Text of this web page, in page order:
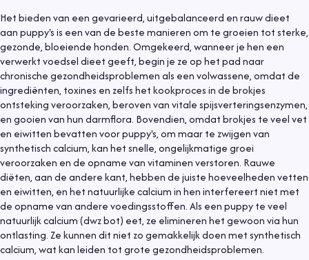
Het bieden van een gevarieerd, uitgebalanceerd en rauw dieet
aan puppy's is een van de beste manieren om te groeien tot sterke,
gezonde, bloeiende honden. Omgekeerd, wanneer je hen een
verwerkt voedsel dieet geeft, begin je ze op het pad naar
chronische gezondheidsproblemen als een volwassene, omdat de
ingrediënten, toxines en zelfs het kookproces in de brokjes
ontsteking veroorzaken, beroven van vitale spijsverteringsenzymen,
en gooien van hun darmflora. Bovendien, omdat brokjes te veel vet
en eiwitten bevatten voor puppy's, om maar te zwijgen van
synthetisch calcium, kan het snelle, ongelijkmatige groei
veroorzaken en de opname van vitaminen verstoren. Rauwe
diëten, aan de andere kant, hebben de juiste hoeveelheden vetten
en eiwitten, en het natuurlijke calcium in hen interfereert niet met
de opname van andere voedingsstoffen. Als een puppy te veel
natuurlijk calcium (dwz bot) eet, ze elimineren het gewoon via hun
ontlasting. Ze kunnen dit niet zo gemakkelijk doen met synthetisch
calcium, wat kan leiden tot grote gezondheidsproblemen.